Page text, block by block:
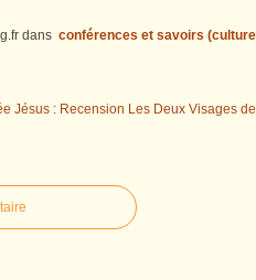
dans conférences et savoirs
Jésus : Recension Les Deux Visages